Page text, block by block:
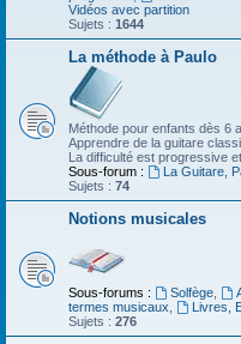
Vidéos avec partition
Sujets : 1644
La méthode à Paulo
Méthode pour enfants dès 6
Apprendre de la guitare
La difficulté est progressive
Sous-forum :
La Guitare,
Sujets : 74
Notions musicales
Sous-forums : Solfège,
termes musicaux
Livres,
Sujets : 276